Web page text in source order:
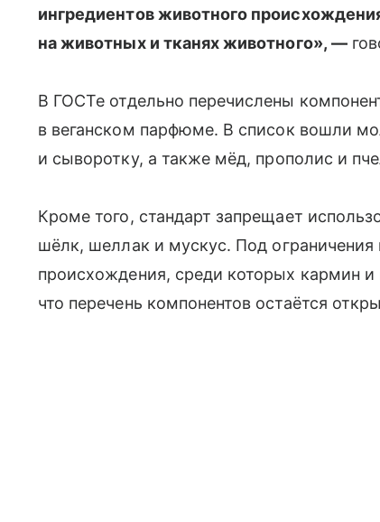
ингредиентов животного
на животных и тканях животного», —
В ГОСТе отдельно перечислены
в веганском парфюме. В список вошли
и сыворотку, а также мёд, прополис и
Кроме того, стандарт запрещает
шёлк, шеллак и мускус. Под
происхождения, среди которых кармин и
что перечень компонентов остаётся